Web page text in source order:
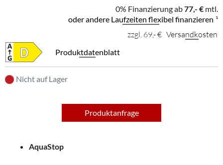
0% Finanzierung ab77,- € mtl.
oder andere Laufzeiten flexibel finanzieren ¹
zzgl. 69,- € Versandkosten
Produktdatenblatt
Nicht auf Lager
Produktanfrage
AquaStop